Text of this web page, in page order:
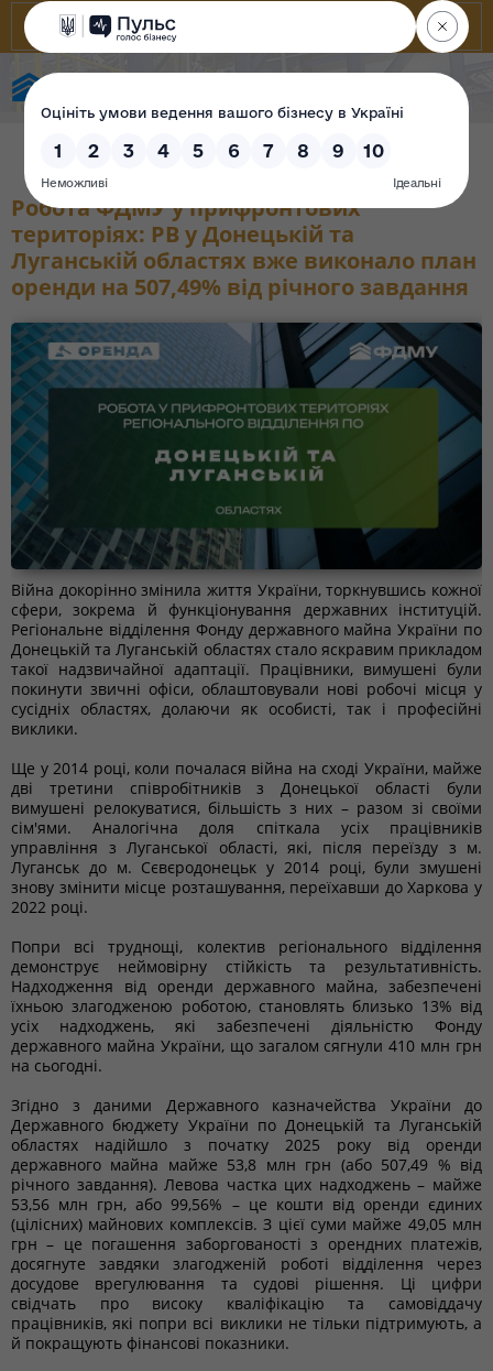
Робота ФДМУ у прифронтових
територіях: РВ у Донецькій та
Луганській областях вже виконало план
оренди на 507,49% від річного завдання
Війна докорінно змінила життя України, торкнувшись кожної
сфери, зокрема й функціонування державних інституцій.
Регіональне відділення Фонду державного майна України по
Донецькій та Луганській областях стало яскравим прикладом
такої надзвичайної адаптації. Працівники, вимушені були
покинути звичні офіси, облаштовували нові робочі місця у
сусідніх областях, долаючи як особисті, так і професійні
виклики.
Ще у 2014 році, коли почалася війна на сході України, майже
дві третини співробітників з Донецької області були
вимушені релокуватися, більшість з них – разом зі своїми
сім'ями. Аналогічна доля спіткала усіх працівників
управління з Луганської області, які, після переїзду з м.
Луганськ до м. Сєвєродонецьк у 2014 році, були змушені
знову змінити місце розташування, переїхавши до Харкова у
2022 році.
Попри всі труднощі, колектив регіонального відділення
демонструє неймовірну стійкість та результативність.
Надходження від оренди державного майна, забезпечені
їхньою злагодженою роботою, становлять близько 13% від
усіх надходжень, які забезпечені діяльністю Фонду
державного майна України, що загалом сягнули 410 млн грн
на сьогодні.
Згідно з даними Державного казначейства України до
Державного бюджету України по Донецькій та Луганській
областях надійшло з початку 2025 року від оренди
державного майна майже 53,8 млн грн (або 507,49 % від
річного завдання). Левова частка цих надходжень – майже
53,56 млн грн, або 99,56% – це кошти від оренди єдиних
(цілісних) майнових комплексів. З цієї суми майже 49,05 млн
грн – це погашення заборгованості з орендних платежів,
досягнуте завдяки злагодженій роботі відділення через
досудове врегулювання та судові рішення. Ці цифри
свідчать про високу кваліфікацію та самовіддачу
працівників, які попри всі виклики не тільки підтримують, а
й покращують фінансові показники.